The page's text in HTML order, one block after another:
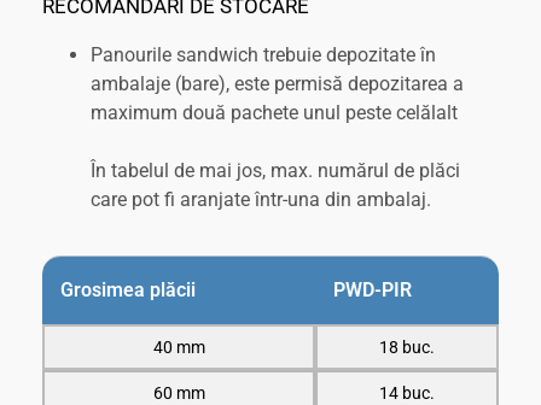
RECOMANDĂRI DE STOCARE
Panourile sandwich trebuie depozitate în
ambalaje (bare), este permisă depozitarea a
maximum două pachete unul peste celălalt
În tabelul de mai jos, max. numărul de plăci
care pot fi aranjate într-una din ambalaj.
Grosimea plăcii PWD-PIR
40 mm 18 buc.
60 mm 14 buc.